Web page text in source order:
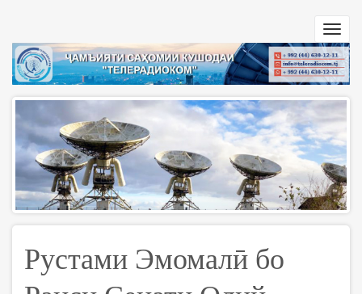
main
content
Рустами Эмомалӣ бо